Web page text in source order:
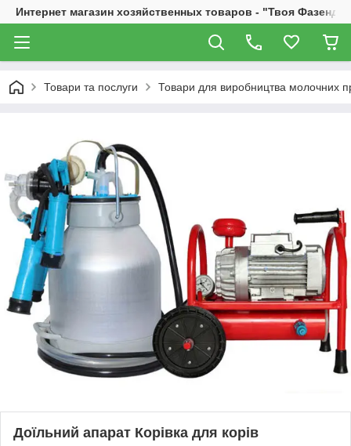
Интернет магазин хозяйственных товаров - "Твоя
Товари та послуги Товари для виробництва молочних
Доїльний апарат Корівка для корів